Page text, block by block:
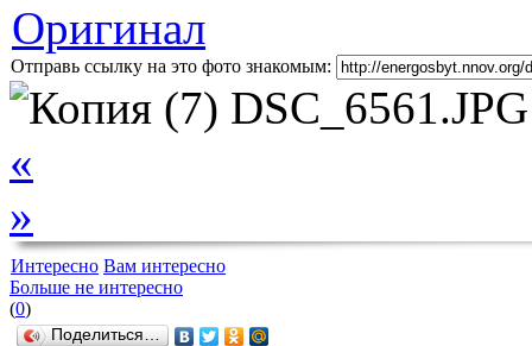
Оригинал
Отправь ссылку на это фото знакомым:
«
»
Интересно Вам интересно
Больше не интересно
(0)
Поделиться…